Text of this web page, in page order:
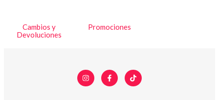
Cambios y
Devoluciones
Promociones